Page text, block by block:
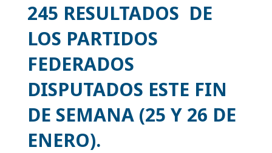
245 RESULTADOS DE
LOS PARTIDOS
FEDERADOS
DISPUTADOS ESTE FIN
DE SEMANA (25 Y 26 DE
ENERO).